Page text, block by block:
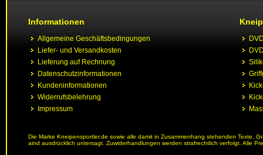
Informationen
Allgemeine Geschäftsbedingungen
Liefer- und Versandkosten
Lieferung auf Rechnung
Datenschutzinformationen
Kundeninformationen
Widerrufsbelehrung
Impressum
Die Marke Kneipensportler.de sowie alle damit in Zusammenhang stehenden Texte,
aind ausdrücklich untersagt. Zuwiderhandlungen werden strafrechtlich verfolgt. Alle